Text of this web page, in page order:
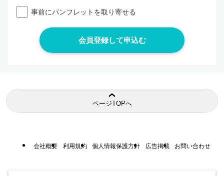
事前にパンフレットを取り寄せる
ページTOPへ